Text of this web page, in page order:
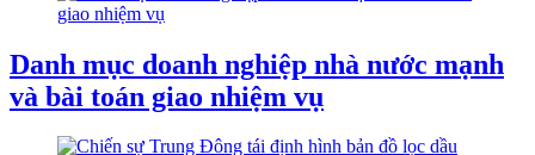
Danh mục doanh nghiệp nhà nước mạnh
và bài toán giao nhiệm vụ